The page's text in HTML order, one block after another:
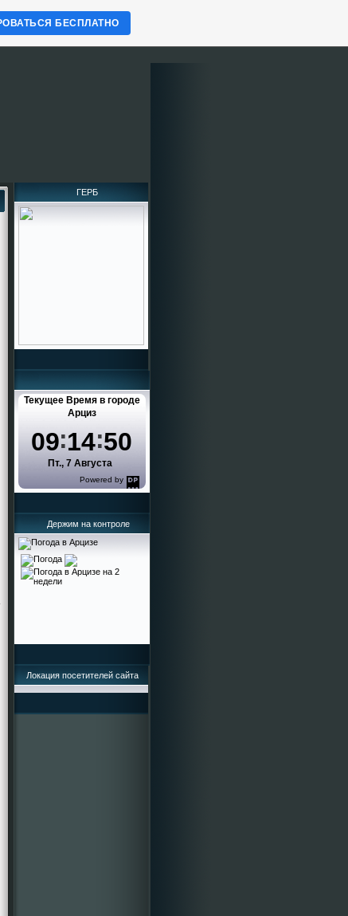
ГЕРБ
Powered by
DaysPedia.com
Текущее Время в городе
Арциз
09 14 50
Пт., 7 Августа
Держим на контроле
Локация посетителей сайта
БЕСПЛАТНО